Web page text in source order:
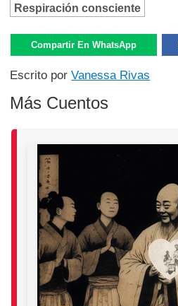
Respiración consciente
Compartir En WhatsApp
Escrito porVanessa Rivas
Más Cuentos